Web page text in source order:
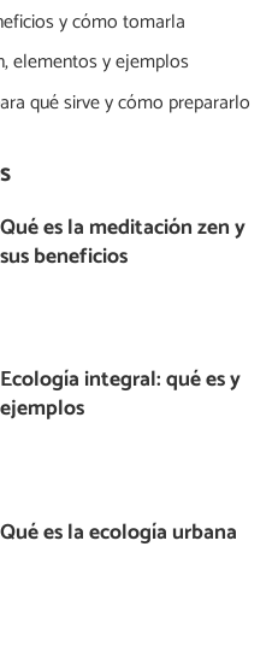
y cómo tomarla
elementos y ejemplos
qué sirve y cómo prepararlo
Qué es la meditación zen y
sus beneficios
Ecología integral: qué es y
ejemplos
Qué es la ecología urbana